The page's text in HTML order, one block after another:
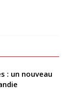
: un nouveau